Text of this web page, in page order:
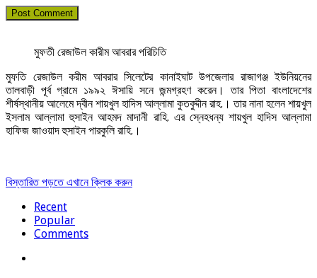
মুফতী রেজাউল কারীম আবরার পরিচিতি
মুফতি রেজাউল করীম আবরার সিলেটের কানাইঘাট উপজেলার রাজাগঞ্জ ইউনিয়নের
তালবাড়ী পূর্ব গ্রামে ১৯৯২ ঈসায়ি সনে জন্মগ্রহণ করেন। তার পিতা বাংলাদেশের
শীর্ষস্থানীয় আলেমে দ্বীন শায়খুল হাদিস আল্লামা কুতবুদ্দীন রাহ.। তার নানা হলেন শায়খুল
ইসলাম আল্লামা হুসাইন আহমদ মাদানী রাহি. এর স্নেহধন্য শায়খুল হাদিস আল্লামা
হাফিজ জাওয়াদ হুসাইন পারকুলি রাহি.।
বিস্তারিত পড়তে এখানে ক্লিক করুন
Recent
Popular
Comments